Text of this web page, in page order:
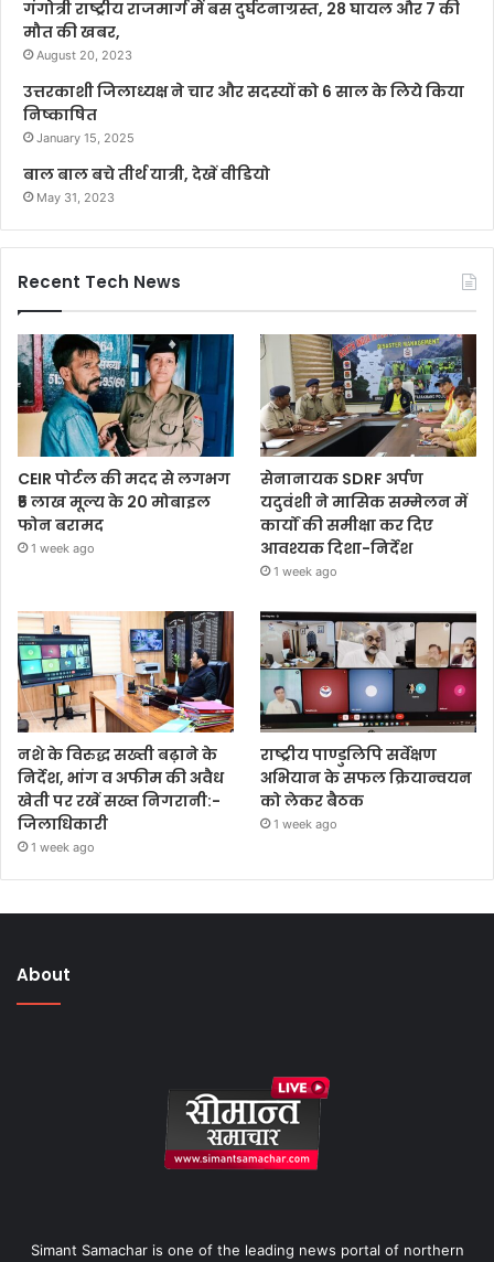
गंगोत्री राष्ट्रीय राजमार्ग में बस दुर्घटनाग्रस्त, 28 घायल और 7 की
मौत की खबर,
August 20, 2023
उत्तरकाशी जिलाध्यक्ष ने चार और सदस्यों को 6 साल के लिये किया
निष्काषित
January 15, 2025
बाल बाल बचे तीर्थ यात्री, देखें वीडियो
May 31, 2023
Recent Tech News
CEIR पोर्टल की मदद से लगभग
₹5 लाख मूल्य के 20 मोबाइल
फोन बरामद
1 week ago
सेनानायक SDRF अर्पण
यदुवंशी ने मासिक सम्मेलन में
कार्यों की समीक्षा कर दिए
आवश्यक दिशा-निर्देश
1 week ago
नशे के विरुद्ध सख्ती बढ़ाने के
निर्देश, भांग व अफीम की अवैध
खेती पर रखें सख्त निगरानी:-
जिलाधिकारी
1 week ago
राष्ट्रीय पाण्डुलिपि सर्वेक्षण
अभियान के सफल क्रियान्वयन
को लेकर बैठक
1 week ago
About
Simant Samachar is one of the leading news portal of northern